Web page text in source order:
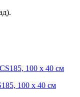
100 х 40 см